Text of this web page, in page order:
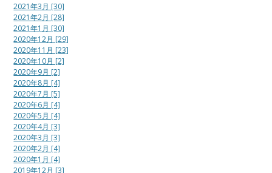
2021年3月 [30]
2021年2月 [28]
2021年1月 [30]
2020年12月 [29]
2020年11月 [23]
2020年10月 [2]
2020年9月 [2]
2020年8月 [4]
2020年7月 [5]
2020年6月 [4]
2020年5月 [4]
2020年4月 [3]
2020年3月 [3]
2020年2月 [4]
2020年1月 [4]
2019年12月 [3]